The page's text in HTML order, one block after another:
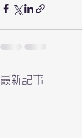
最新記事